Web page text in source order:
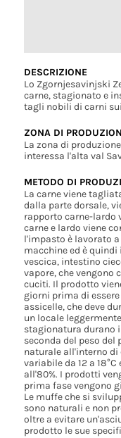
DESCRIZIONE
Lo Zgornjesavinjski
carne, stagionato e
tagli nobili di carni
ZONA DI
La zona di
interessa l'alta val
METODO DI
La carne viene
dalla parte dorsale,
rapporto carne-lardo
carne e lardo viene
l'impasto è lavorato
macchine ed è
vescica, intestino
vapore, che vengono
cuciti. Il prodotto
giorni prima di
assicelle, che deve
un locale
stagionatura durano
seconda del peso del
naturale all'interno di
variabile da 12 a
all'80%. I prodotti
prima fase vengono
Le muffe che si
sono naturali e non
oltre a evitare
prodotto le sue